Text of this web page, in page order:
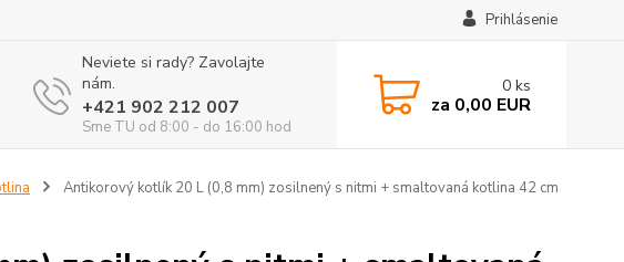
Prihlásenie
Neviete si rady? Zavolajte
nám.
+421 902 212 007
Sme TU od 8:00 - do 16:00 hod
0 ks
za 0,00 EUR
Antikorový kotlík 20 L (0,8 mm) zosilnený s nitmi + smaltovaná kotlina 42 cm